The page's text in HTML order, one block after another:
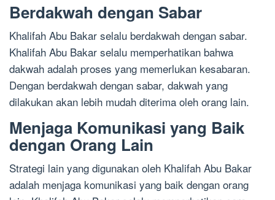
Berdakwah dengan Sabar
Khalifah Abu Bakar selalu berdakwah dengan sabar.
Khalifah Abu Bakar selalu memperhatikan bahwa
dakwah adalah proses yang memerlukan kesabaran.
Dengan berdakwah dengan sabar, dakwah yang
dilakukan akan lebih mudah diterima oleh orang lain.
Menjaga Komunikasi yang Baik
dengan Orang Lain
Strategi lain yang digunakan oleh Khalifah Abu Bakar
adalah menjaga komunikasi yang baik dengan orang